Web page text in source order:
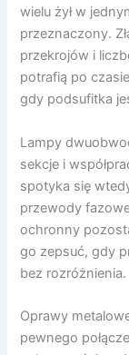
wielu żył w
przeznaczony.
przekrojów i
potrafią po
gdy podsufitka
Lampy
sekcje i
spotyka się
przewody
ochronny
go zepsuć, gdy
bez rozróżnienia.
Oprawy
pewnego